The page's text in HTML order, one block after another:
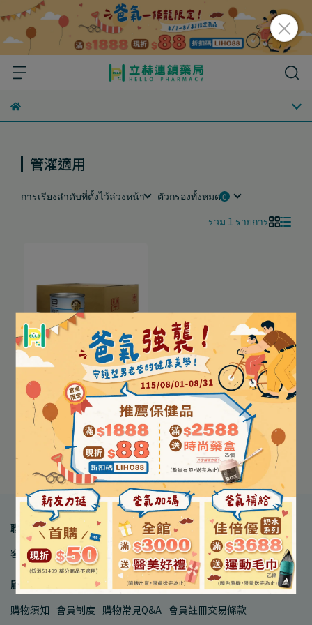
管灌適用
การเรียงลำดับที่ตั้งไว้ล่วงหน้า
ตัวกรองทั้งหมด
รวม 1 รายการ
【亞培】管灌安素(均衡管
灌) 237mL/罐 24罐/箱
NT$1,810
เพิ่มลงในตะกร้า
聯絡我們
客服中心 品牌合作 人才招募
顧客服務
購物須知 會員制度 購物常見Q&A 會員註冊交易條款